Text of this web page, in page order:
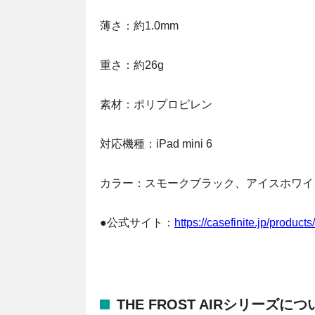
薄さ：約1.0mm
重さ：約26g
素材：ポリプロピレン
対応機種：iPad mini 6
カラー：スモークブラック、アイスホワ
●公式サイト： https://casefinite.jp/
THE FROST AIRシリーズにつ